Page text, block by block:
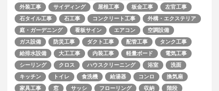
外装工事
サイディング 屋根工事 板金工事
左官工事
石タイル工事
石工事 コンクリート工事
外構・エクステリア
庭・ガーデニング
看板サイン エアコン
空調設備
ガス設備
防災工事 ダクト工事 配管工事
タンク工事
給排水設備
大工工事 内装工事 軽量ボード
電気工事
シーリング
クロス ハウスクリーニング 浴室
洗面
キッチン
トイレ 食洗機 給湯器 コンロ
換気扇
家具工事
窓 サッシ フローリング 収納 階段